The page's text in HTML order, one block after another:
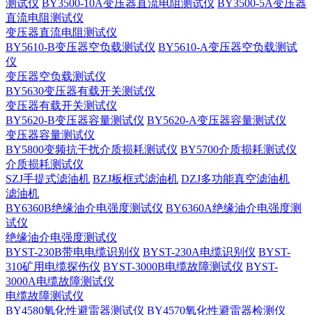
测试仪 BY3500-10A变压器直流电阻测试仪 BY3500-5A变压器
直流电阻测试仪
变压器直流电阻测试仪
BY5610-B变压器空负载测试仪 BY5610-A变压器空负载测试
仪
变压器空负载测试仪
BY5630变压器有载开关测试仪
变压器有载开关测试仪
BY5620-B变压器容量测试仪 BY5620-A变压器容量测试仪
变压器容量测试仪
BY5800变频抗干扰介质损耗测试仪 BY5700介质损耗测试仪
介质损耗测试仪
SZJ手提式滤油机 BZJ板框式滤油机 DZJ多功能真空滤油机
滤油机
BY6360B绝缘油介电强度测试仪 BY6360A绝缘油介电强度测
试仪
绝缘油介电强度测试仪
BYST-230B带电电缆识别仪 BYST-230A电缆识别仪 BYST-
310矿用电缆探伤仪 BYST-3000B电缆故障测试仪 BYST-
3000A电缆故障测试仪
电缆故障测试仪
BY4580氧化性避雷器测试仪 BY4570氧化性避雷器检测仪